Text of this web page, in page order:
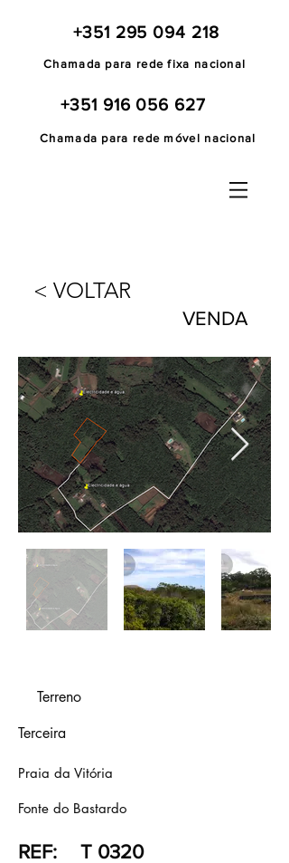
+351 295 094 218
Chamada para rede fixa nacional
+351 916 056 627
Chamada para rede móvel nacional
< VOLTAR
VENDA
Terreno
Terceira
Praia da Vitória
Fonte do Bastardo
REF: T 0320